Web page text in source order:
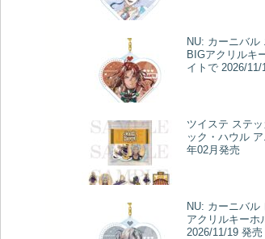
NU: カーニバル
BIGアクリルキ
イトで 2026/11/
ツイステ ステ
ック・ハウル
年02月発売
NU: カーニバ
アクリルキーホ
2026/11/19 発売